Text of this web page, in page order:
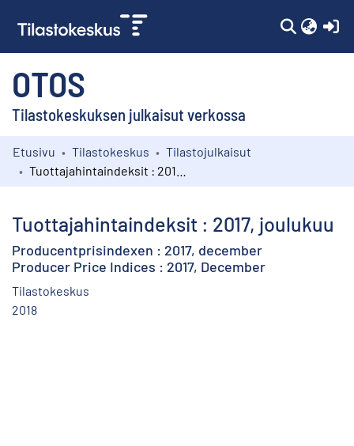
OTOS
Tilastokeskuksen julkaisut verkossa
Kokoelmat
Etusivu Tilastokeskus
Tilastojulkaisut
Tuottajahintaindeksit : 2017, joulukuu
Producentprisindexen : 2017, december
Producer Price Indices : 2017, December
Tilastokeskus
2018